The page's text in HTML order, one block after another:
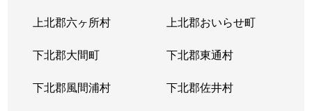
上北郡六ヶ所村 上北郡おいらせ町
下北郡大間町 下北郡東通村
下北郡風間浦村 下北郡佐井村